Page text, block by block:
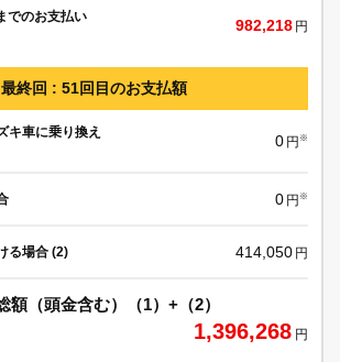
でのお支払い
982,218 円
最終回 : 51回目のお支払額
キ車に乗り換え
0 円 ※
0 円 ※
る場合 (2) 414,050 円
額（頭金含む）（1）+（2）
1,396,268 円